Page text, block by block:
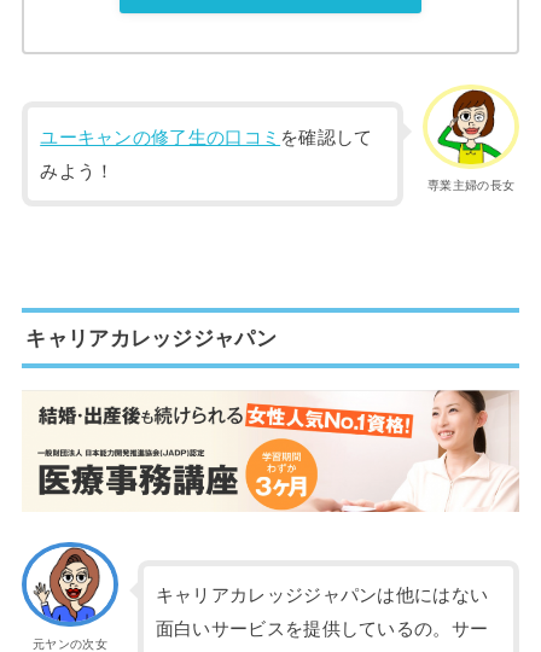
専業主婦の長女
ユーキャンの修了生の口コミ を確認して
みよう！
キャリアカレッジジャパン
元ヤンの次女
キャリアカレッジジャパンは他にはない
面白いサービスを提供しているの。サー